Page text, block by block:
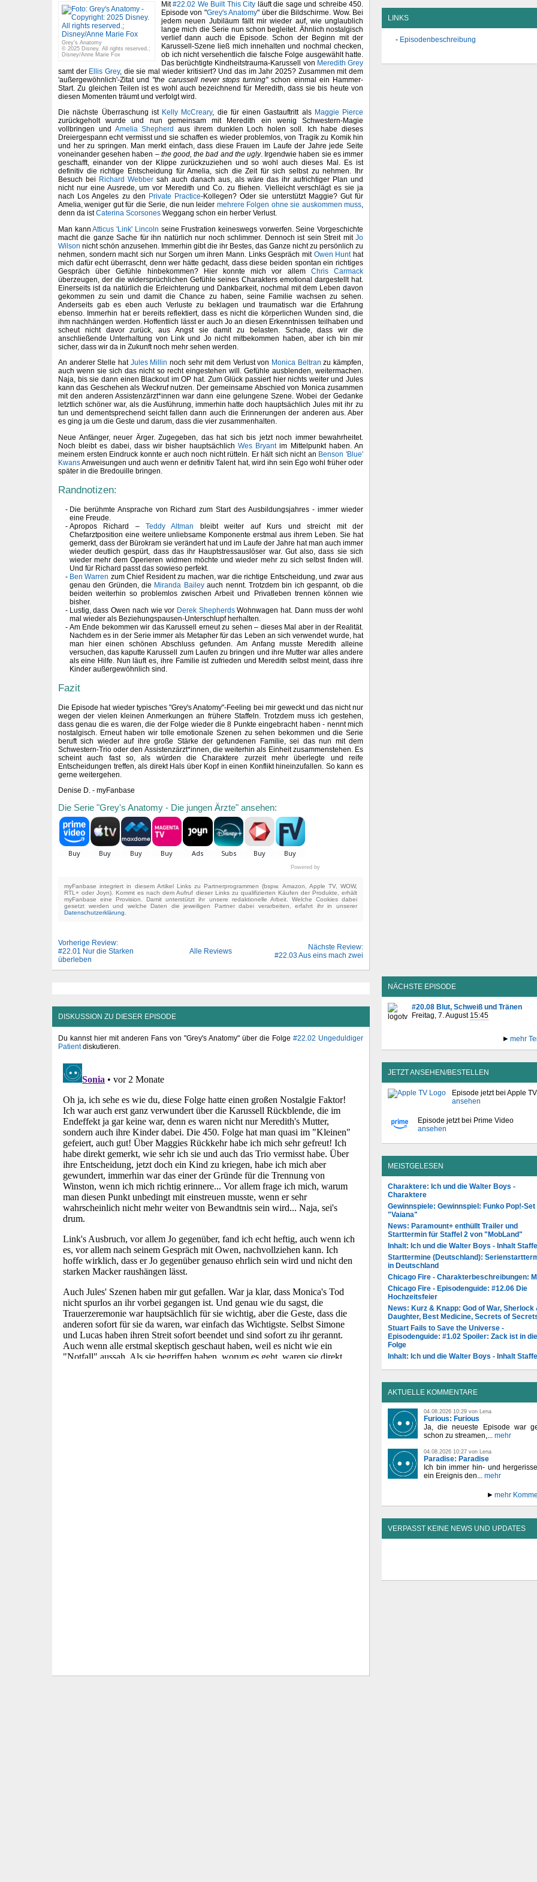
Grey's Anatomy
© 2025 Disney. All rights reserved.;
Disney/Anne Marie Fox
Mit#22.02 We Built This City läuft die sage und schreibe 450.
Episode von "Grey's Anatomy" über die Bildschirme. Wow. Bei
jedem neuen Jubiläum fällt mir wieder auf, wie unglaublich
lange mich die Serie nun schon begleitet. Ähnlich nostalgisch
verlief dann auch die Episode. Schon der Beginn mit der
Karussell-Szene ließ mich innehalten und nochmal checken,
ob ich nicht versehentlich die falsche Folge ausgewählt hatte.
Das berüchtigte Kindheitstrauma-Karussell von Meredith Grey
samt der Ellis Grey, die sie mal wieder kritisiert? Und das im Jahr 2025? Zusammen mit dem
'außergewöhnlich'-Zitat und "the carussell never stops turning"schon einmal ein Hammer-
Start. Zu gleichen Teilen ist es wohl auch bezeichnend für Meredith, dass sie bis heute von
diesen Momenten träumt und verfolgt wird.
Die nächste Überraschung ist Kelly McCreary, die für einen Gastauftritt als Maggie Pierce
zurückgeholt wurde und nun gemeinsam mit Meredith ein wenig Schwestern-Magie
vollbringen und Amelia Shepherd
aus ihrem dunklen Loch holen soll. Ich habe dieses
Dreiergespann echt vermisst und sie schaffen es wieder problemlos, von Tragik zu Komik hin
und her zu springen. Man merkt einfach, dass diese Frauen im Laufe der Jahre jede Seite
voneinander gesehen haben – the good, the bad and the ugly. Irgendwie haben sie es immer
geschafft, einander von der Klippe zurückzuziehen und so wohl auch dieses Mal. Es ist
definitiv die richtige Entscheidung für Amelia, sich die Zeit für sich selbst zu nehmen. Ihr
Besuch bei Richard Webber sah auch danach aus, als wäre das ihr aufrichtiger Plan und
nicht nur eine Ausrede, um vor Meredith und Co. zu fliehen. Vielleicht verschlägt es sie ja
nach Los Angeles zu den Private Practice-Kollegen? Oder sie unterstützt Maggie? Gut für
Amelia, weniger gut für die Serie, die nun leider mehrere Folgen ohne sie auskommen muss,
denn da istCaterina Scorsones Weggang schon ein herber Verlust.
Man kannAtticus 'Link' Lincoln seine Frustration keineswegs vorwerfen. Seine Vorgeschichte
macht die ganze Sache für ihn natürlich nur noch schlimmer. Dennoch ist sein Streit mit Jo
Wilson nicht schön anzusehen. Immerhin gibt die ihr Bestes, das Ganze nicht zu persönlich zu
nehmen, sondern macht sich nur Sorgen um ihren Mann. Links Gespräch mit Owen Hunthat
mich dafür echt überrascht, denn wer hätte gedacht, dass diese beiden spontan ein richtiges
Gespräch über Gefühle hinbekommen? Hier konnte mich vor allem Chris Carmack
überzeugen, der die widersprüchlichen Gefühle seines Charakters emotional dargestellt hat.
Einerseits ist da natürlich die Erleichterung und Dankbarkeit, nochmal mit dem Leben davon
gekommen zu sein und damit die Chance zu haben, seine Familie wachsen zu sehen.
Anderseits gab es eben auch Verluste zu beklagen und traumatisch war die Erfahrung
ebenso. Immerhin hat er bereits reflektiert, dass es nicht die körperlichen Wunden sind, die
ihm nachhängen werden. Hoffentlich lässt er auch Jo an diesen Erkenntnissen teilhaben und
scheut nicht davor zurück, aus Angst sie damit zu belasten. Schade, dass wir die
anschließende Unterhaltung von Link und Jo nicht mitbekommen haben, aber ich bin mir
sicher, dass wir da in Zukunft noch mehr sehen werden.
An anderer Stelle hat Jules Millin noch sehr mit dem Verlust von Monica Beltran zu kämpfen,
auch wenn sie sich das nicht so recht eingestehen will. Gefühle ausblenden, weitermachen.
Naja, bis sie dann einen Blackout im OP hat. Zum Glück passiert hier nichts weiter und Jules
kann das Geschehen als Weckruf nutzen. Der gemeinsame Abschied von Monica zusammen
mit den anderen Assistenzärzt*innen war dann eine gelungene Szene. Wobei der Gedanke
letztlich schöner war, als die Ausführung, immerhin hatte doch hauptsächlich Jules mit ihr zu
tun und dementsprechend seicht fallen dann auch die Erinnerungen der anderen aus. Aber
es ging ja um die Geste und darum, dass die vier zusammenhalten.
Neue Anfänger, neuer Ärger. Zugegeben, das hat sich bis jetzt noch immer bewahrheitet.
Noch bleibt es dabei, dass wir bisher hauptsächlich Wes Bryantim Mittelpunkt haben. An
meinem ersten Eindruck konnte er auch noch nicht rütteln. Er hält sich nicht an Benson 'Blue'
KwansAnweisungen und auch wenn er definitiv Talent hat, wird ihn sein Ego wohl früher oder
später in die Bredouille bringen.
Randnotizen:
Die berühmte Ansprache von Richard zum Start des Ausbildungsjahres - immer wieder
eine Freude.
Apropos Richard –Teddy Altman
bleibt weiter auf Kurs und streicht mit der
Chefarztposition eine weitere unliebsame Komponente erstmal aus ihrem Leben. Sie hat
gemerkt, dass der Bürokram sie verändert hat und im Laufe der Jahre hat man auch immer
wieder deutlich gespürt, dass das ihr Hauptstressauslöser war. Gut also, dass sie sich
wieder mehr dem Operieren widmen möchte und wieder mehr zu sich selbst finden will.
Und für Richard passt das sowieso perfekt.
Ben Warren zum Chief Resident zu machen, war die richtige Entscheidung, und zwar aus
genau den Gründen, die Miranda Baileyauch nennt. Trotzdem bin ich gespannt, ob die
beiden weiterhin so problemlos zwischen Arbeit und Privatleben trennen können wie
bisher.
Lustig, dass Owen nach wie vor Derek ShepherdsWohnwagen hat. Dann muss der wohl
mal wieder als Beziehungspausen-Unterschlupf herhalten.
Am Ende bekommen wir das Karussell erneut zu sehen – dieses Mal aber in der Realität.
Nachdem es in der Serie immer als Metapher für das Leben an sich verwendet wurde, hat
man hier einen schönen Abschluss gefunden. Am Anfang musste Meredith alleine
versuchen, das kaputte Karussell zum Laufen zu bringen und ihre Mutter war alles andere
als eine Hilfe. Nun läuft es, ihre Familie ist zufrieden und Meredith selbst meint, dass ihre
Kinder außergewöhnlich sind.
Fazit
Die Episode hat wieder typisches "Grey's Anatomy"-Feeling bei mir geweckt und das nicht nur
wegen der vielen kleinen Anmerkungen an frühere Staffeln. Trotzdem muss ich gestehen,
dass genau die es waren, die der Folge wieder die 8 Punkte eingebracht haben - nennt mich
nostalgisch. Erneut haben wir tolle emotionale Szenen zu sehen bekommen und die Serie
beruft sich wieder auf ihre große Stärke der gefundenen Familie, sei das nun mit dem
Schwestern-Trio oder den Assistenzärzt*innen, die weiterhin als Einheit zusammenstehen. Es
scheint auch fast so, als würden die Charaktere zurzeit mehr überlegte und reife
Entscheidungen treffen, als direkt Hals über Kopf in einen Konflikt hineinzufallen. So kann es
gerne weitergehen.
Denise D. - myFanbase
Die Serie "Grey's Anatomy - Die jungen Ärzte" ansehen:
Powered by
myFanbase integriert in diesem Artikel Links zu Partnerprogrammen (bspw. Amazon, Apple TV, WOW,
RTL+ oder Joyn). Kommt es nach dem Aufruf dieser Links zu qualifizierten Käufen der Produkte, erhält
myFanbase eine Provision. Damit unterstützt ihr unsere redaktionelle Arbeit. Welche Cookies dabei
gesetzt werden und welche Daten die jeweiligen Partner dabei verarbeiten, erfahrt ihr in unserer
Datenschutzerklärung
Vorherige Review:
#22.01 Nur die Starken
überleben
Alle Reviews
Nächste Review:
#22.03 Aus eins mach zwei
DISKUSSION ZU DIESER EPISODE
Du kannst hier mit anderen Fans von "Grey's Anatomy" über die Folge #22.02 Ungeduldiger
Patientdiskutieren.
LINKS
Episodenbeschreibung
NÄCHSTE EPISODE
#20.08 Blut, Schweiß und Tränen
Freitag, 7. August 15:45
mehr
JETZT ANSEHEN/BESTELLEN
Episode jetzt bei Apple TV
ansehen
Episode jetzt bei Prime Video
ansehen
MEISTGELESEN
Charaktere: Ich und die Walter Boys -
Charaktere
Gewinnspiele: Gewinnspiel: Funko Pop!-Set
"Vaiana"
News: Paramount+ enthüllt Trailer und
Starttermin für Staffel 2 von "MobLand"
Inhalt: Ich und die Walter Boys - Inhalt
Starttermine (Deutschland):
in Deutschland
Chicago Fire - Charakterbeschreibungen:
Chicago Fire - Episodenguide: #12.06 Die
Hochzeitsfeier
News: Kurz & Knapp: God of War, Sherlock
Daughter, Best Medicine, Secrets of
Stuart Fails to Save the Universe -
Episodenguide: #1.02 Spoiler: Zack ist in
Folge
Inhalt: Ich und die Walter Boys - Inhalt
AKTUELLE KOMMENTARE
04.08.2026 10:29 von Lena
Furious: Furious
Ja, die neueste Episode war
schon zu streamen,... mehr
04.08.2026 10:27 von Lena
Paradise: Paradise
Ich bin immer hin- und
ein Ereignis den... mehr
mehr
VERPASST KEINE NEWS UND UPDATES